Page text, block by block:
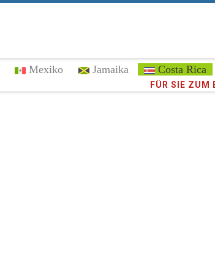
Mexiko Jamaika Costa Rica
Vertrauen
FÜR SIE ZUM